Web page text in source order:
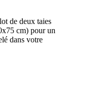
de deux taies
cm) pour un
dans votre